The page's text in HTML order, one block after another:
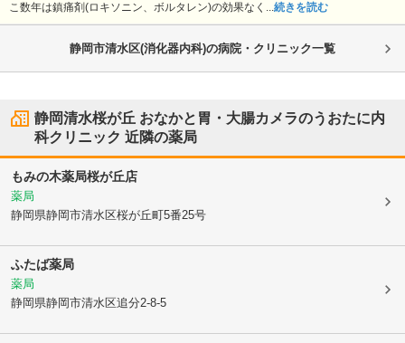
こ数年は鎮痛剤(ロキソニン、ボルタレン)の効果なく...続きを読む
静岡市清水区(消化器内科)の病院・クリニック一覧
静岡清水桜が丘 おなかと胃・大腸カメラのうおたに内
科クリニック 近隣の薬局
もみの木薬局桜が丘店
薬局
静岡県静岡市清水区桜が丘町5番25号
ふたば薬局
薬局
静岡県静岡市清水区追分2-8-5